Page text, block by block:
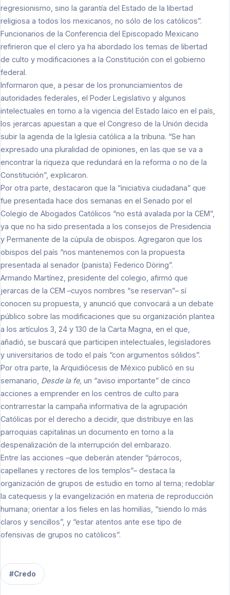
regresionismo, sino la garantía del Estado de la libertad
religiosa a todos los mexicanos, no sólo de los católicos”.
Funcionarios de la Conferencia del Episcopado Mexicano
refirieron que el clero ya ha abordado los temas de libertad
de culto y modificaciones a la Constitución con el gobierno
federal.
Informaron que, a pesar de los pronunciamientos de
autoridades federales, el Poder Legislativo y algunos
intelectuales en torno a la vigencia del Estado laico en el país,
los jerarcas apuestan a que el Congreso de la Unión decida
subir la agenda de la Iglesia católica a la tribuna. “Se han
expresado una pluralidad de opiniones, en las que se va a
encontrar la riqueza que redundará en la reforma o no de la
Constitución”, explicaron.
Por otra parte, destacaron que la “iniciativa ciudadana” que
fue presentada hace dos semanas en el Senado por el
Colegio de Abogados Católicos “no está avalada por la CEM”,
ya que no ha sido presentada a los consejos de Presidencia
y Permanente de la cúpula de obispos. Agregaron que los
obispos del país “nos mantenemos con la propuesta
presentada al senador (panista) Federico Döring”.
Armando Martínez, presidente del colegio, afirmó que
jerarcas de la CEM –cuyos nombres “se reservan”– sí
conocen su propuesta, y anunció que convocará a un debate
público sobre las modificaciones que su organización plantea
a los artículos 3, 24 y 130 de la Carta Magna, en el que,
añadió, se buscará que participen intelectuales, legisladores
y universitarios de todo el país “con argumentos sólidos”.
Por otra parte, la Arquidiócesis de México publicó en su
semanario, Desde la fe, un “aviso importante” de cinco
acciones a emprender en los centros de culto para
contrarrestar la campaña informativa de la agrupación
Católicas por el derecho a decidir, que distribuye en las
parroquias capitalinas un documento en torno a la
despenalización de la interrupción del embarazo.
Entre las acciones –que deberán atender “párrocos,
capellanes y rectores de los templos”– destaca la
organización de grupos de estudio en torno al tema; redoblar
la catequesis y la evangelización en materia de reproducción
humana; orientar a los fieles en las homilías, “siendo lo más
claros y sencillos”, y “estar atentos ante ese tipo de
ofensivas de grupos no católicos”.
#Credo